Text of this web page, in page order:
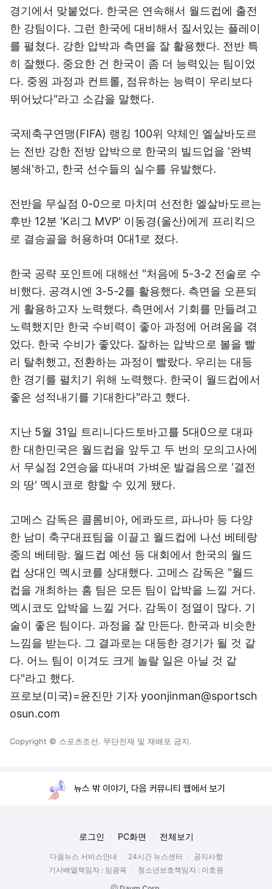
경기에서 맞붙었다. 한국은 연속해서 월드컵에 출전
한 강팀이다. 그런 한국에 대비해서 질서있는 플레이
를 펼쳤다. 강한 압박과 측면을 잘 활용했다. 전반 특
히 잘했다. 중요한 건 한국이 좀 더 능력있는 팀이었
다. 중원 과정과 컨트롤, 점유하는 능력이 우리보다
뛰어났다"라고 소감을 말했다.
국제축구연맹(FIFA) 랭킹 100위 약체인 엘살바도르
는 전반 강한 전방 압박으로 한국의 빌드업을 '완벽
봉쇄'하고, 한국 선수들의 실수를 유발했다.
전반을 무실점 0-0으로 마치며 선전한 엘살바도르는
후반 12분 'K리그 MVP' 이동경(울산)에게 프리킥으
로 결승골을 허용하며 0대1로 졌다.
한국 공략 포인트에 대해선 "처음에 5-3-2 전술로 수
비했다. 공격시엔 3-5-2를 활용했다. 측면을 오픈되
게 활용하고자 노력했다. 측면에서 기회를 만들려고
노력했지만 한국 수비력이 좋아 과정에 어려움을 겪
었다. 한국 수비가 좋았다. 잘하는 압박으로 볼을 빨
리 탈취했고, 전환하는 과정이 빨랐다. 우리는 대등
한 경기를 펼치기 위해 노력했다. 한국이 월드컵에서
좋은 성적내기를 기대한다"라고 했다.
지난 5월 31일 트리니다드토바고를 5대0으로 대파
한 대한민국은 월드컵을 앞두고 두 번의 모의고사에
서 무실점 2연승을 따내며 가벼운 발걸음으로 '결전
의 땅' 멕시코로 향할 수 있게 됐다.
고메스 감독은 콜롬비아, 에콰도르, 파나마 등 다양
한 남미 축구대표팀을 이끌고 월드컵에 나선 베테랑
중의 베테랑. 월드컵 예선 등 대회에서 한국의 월드
컵 상대인 멕시코를 상대했다. 고메스 감독은 "월드
컵을 개최하는 홈 팀은 모든 팀이 압박을 느낄 거다.
멕시코도 압박을 느낄 거다. 감독이 정열이 많다. 기
술이 좋은 팀이다. 과정을 잘 만든다. 한국과 비슷한
느낌을 받는다. 그 결과로는 대등한 경기가 될 것 같
다. 어느 팀이 이겨도 크게 놀랄 일은 아닐 것 같
다"라고 했다.
프로보(미국)=윤진만 기자 yoonjinman@sportsch
osun.com
Copyright © 스포츠조선. 무단전재 및 재배포 금지.
뉴스 밖 이야기, 다음 커뮤니티 웹에서 보기
로그인 PC화면 전체보기
다음뉴스 서비스안내 24시간 뉴스센터
공지사항
기사배열책임자 : 임광욱
청소년보호책임자 : 이호원